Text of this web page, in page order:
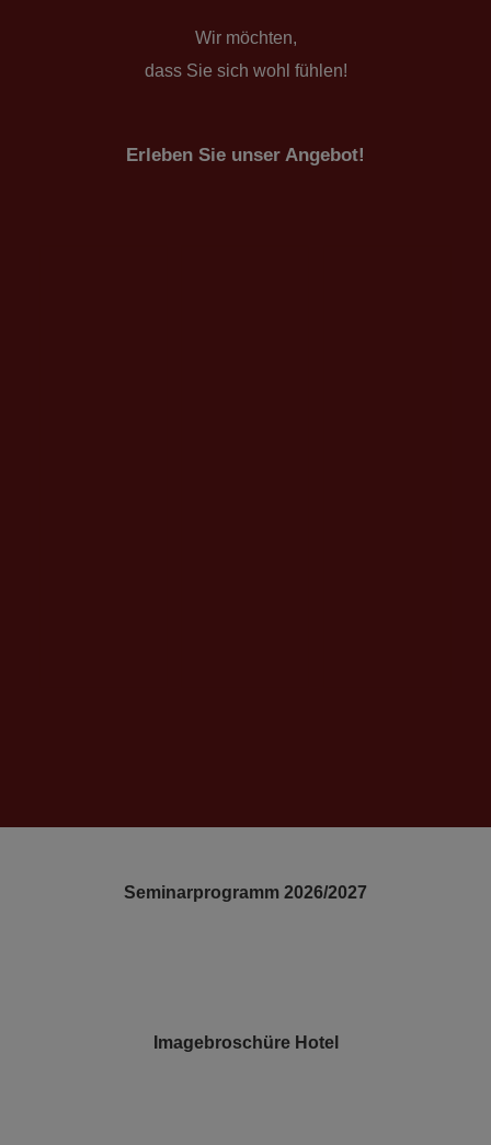
Wir möchten,
dass Sie sich wohl fühlen!
Erleben Sie unser Angebot!
Seminarprogramm 2026/2027
Imagebroschüre Hotel